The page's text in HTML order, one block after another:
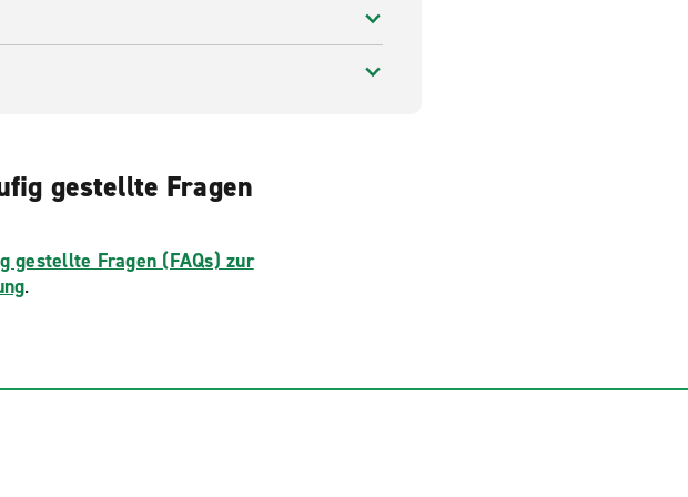
gestellte Fragen
gestellte Fragen (FAQs) zur
.